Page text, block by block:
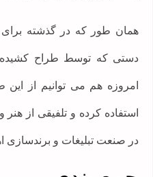
همان طور که در گذشته
دستی که توسط طراح کشیده
امروزه هم می توانیم از
استفاده کرده و تلفیقی از
در صنعت تبلیغات و برندسازی